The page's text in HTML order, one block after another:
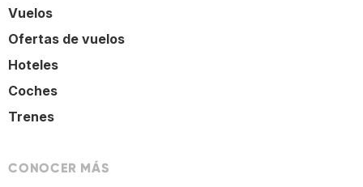
Vuelos
Ofertas de vuelos
Hoteles
Coches
Trenes
CONOCER MÁS